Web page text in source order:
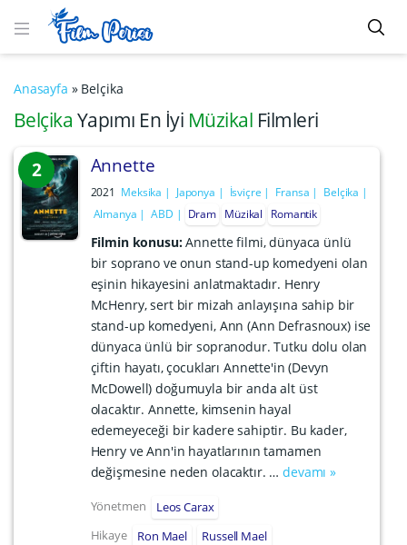
Anasayfa » Belçika
Belçika Yapımı En İyi Müzikal Filmleri
2 Annette
2021 Meksika Japonya İsviçre Fransa
Belçika
Almanya
ABD Dram Müzikal Romantik
Filmin konusu:Annette filmi, dünyaca ünlü
bir soprano ve onun stand-up komedyeni olan
eşinin hikayesini anlatmaktadır. Henry
McHenry, sert bir mizah anlayışına sahip bir
stand-up komedyeni, Ann (Ann Defrasnoux) ise
dünyaca ünlü bir sopranodur. Tutku dolu olan
çiftin hayatı, çocukları Annette'in (Devyn
McDowell) doğumuyla bir anda alt üst
olacaktır. Annette, kimsenin hayal
edemeyeceği bir kadere sahiptir. Bu kader,
Henry ve Ann'in hayatlarının tamamen
değişmesine neden olacaktır. …devamı »
Yönetmen
Leos Carax
Hikaye
Ron Mael Russell Mael